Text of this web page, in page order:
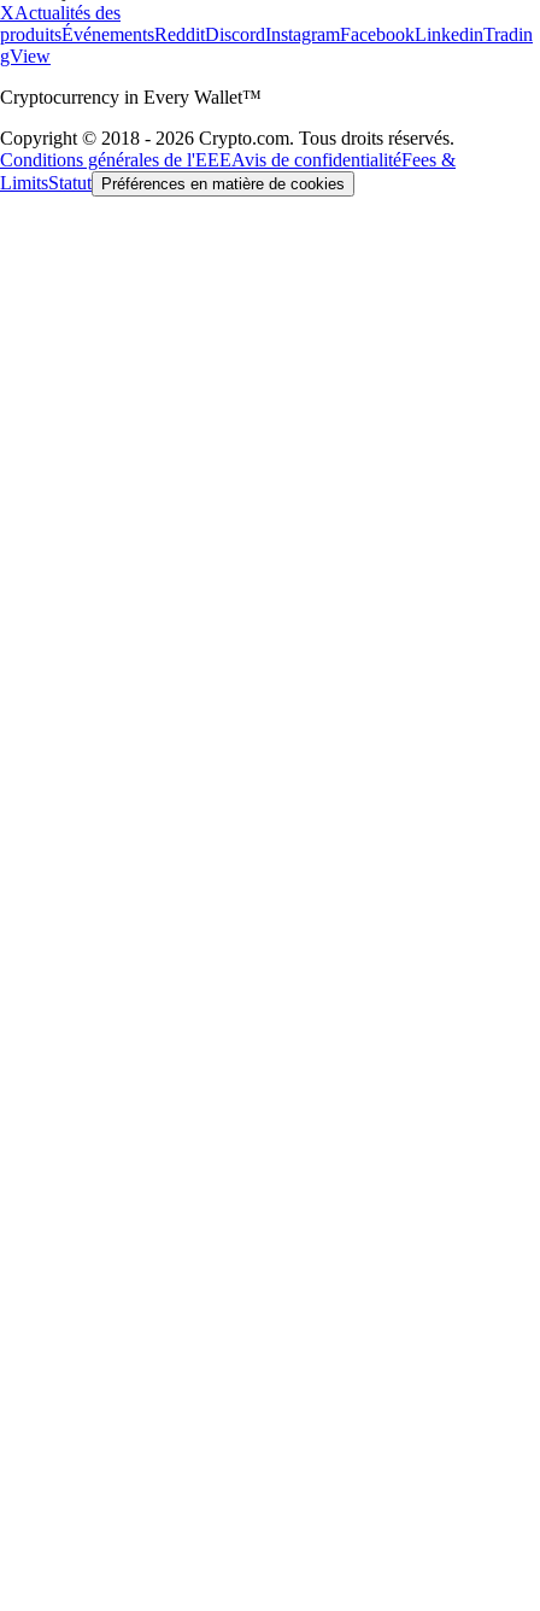
XActualités des
produitsÉvénementsRedditDiscordInstagramFacebookLinkedinTradin
gView
Cryptocurrency in Every Wallet™
Copyright © 2018 - 2026 Crypto.com. Tous droits réservés.
Conditions générales de l'EEEAvis de confidentialitéFees &
LimitsStatut Préférences en matière de cookies